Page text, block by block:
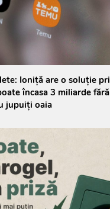
Ioniță are o soluție
încasa 3 miliarde fără
jupuiți oaia